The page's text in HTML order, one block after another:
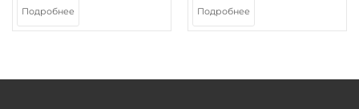
Подробнее Подробнее